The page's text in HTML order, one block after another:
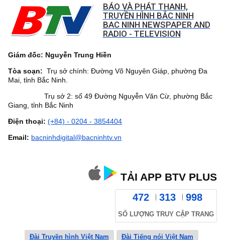
BÁO VÀ PHÁT THANH,
TRUYỀN HÌNH BẮC NINH
BAC NINH NEWSPAPER AND
RADIO - TELEVISION
Giám đốc: Nguyễn Trung Hiền
Tòa soạn: Trụ sở chính: Đường Võ Nguyên Giáp, phường Đa
Mai, tỉnh Bắc Ninh.
Trụ sở 2: số 49 Đường Nguyễn Văn Cừ, phường Bắc
Giang, tỉnh Bắc Ninh
Điện thoại: (+84) - 0204 - 3854404
Email: bacninhdigital@bacninhtv.vn
TẢI APP BTV PLUS
472 313 998
SỐ LƯỢNG TRUY CẬP TRANG
Đài Truyền hình Việt Nam Đài Tiếng nói Việt Nam